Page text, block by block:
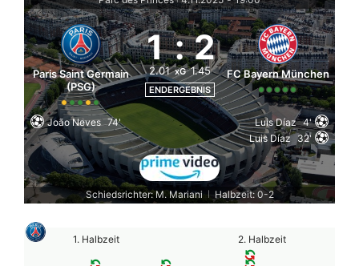
Paris Saint Germain
(PSG)
1 : 2
2.01 xG 1.45
ENDERGEBNIS
FC Bayern München
João Neves 74' Luis Díaz 4'
Luis Díaz 32'
Schiedsrichter: M. Mariani Halbzeit: 0-2
1. Halbzeit 2. Halbzeit